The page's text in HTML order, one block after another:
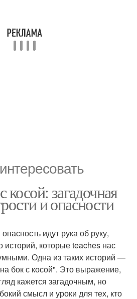
косой: загадочная
и опасности
идут рука об руку,
историй, которые teaches нас
Одна из таких историй —
бок с косой". Это выражение,
кажется загадочным, но
смысл и уроки для тех, кто